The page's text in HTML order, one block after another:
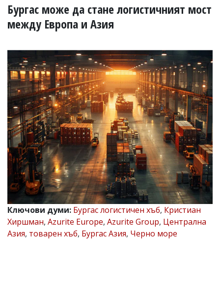
В
УКРАЙНА
РАЗСЛЕДВАНЕ
БИЗНЕС
ЮГ
Управители:
Веселин
Василев,
email:
v.vasilev@flagman.bg
Катя
Касабова,
еmail: k.kassabova@flagman.bg
Главен
редактор:
Иван
Колев,
email:
office@flagman.bg
Бургас може да стане логистичният мост
между Европа и Азия
Ключови думи: Бургас логистичен хъб, Кристиан
Хиршман, Azurite Europe, Azurite Group, Централна
Азия, товарен хъб, Бургас Азия, Черно море